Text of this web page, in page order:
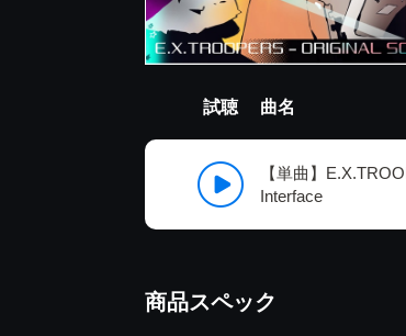
試聴 曲名
【単曲】
Interface
商品スペック